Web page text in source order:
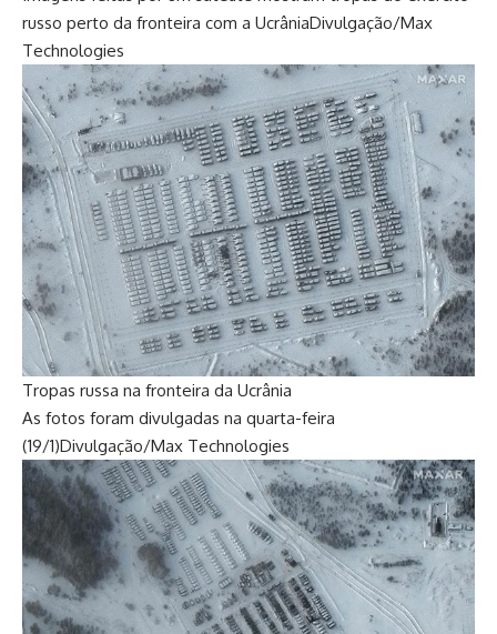
russo perto da fronteira com a UcrâniaDivulgação/Max
Technologies
Tropas russa na fronteira da Ucrânia
As fotos foram divulgadas na quarta-feira
(19/1)Divulgação/Max Technologies